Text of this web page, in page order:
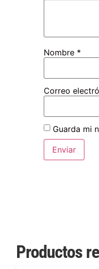
Nombre *
Correo
Guarda mi
Productos